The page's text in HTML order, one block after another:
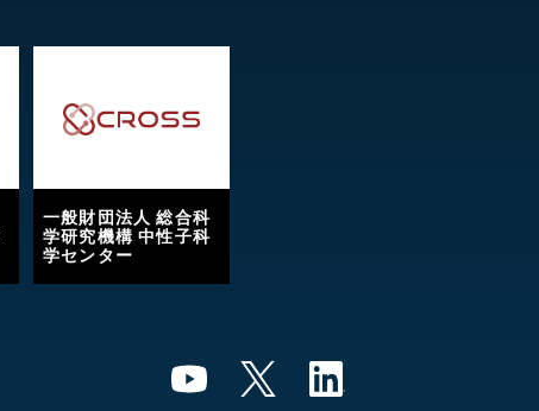
一般財団法人 総合科
学研究機構 中性子科
学センター